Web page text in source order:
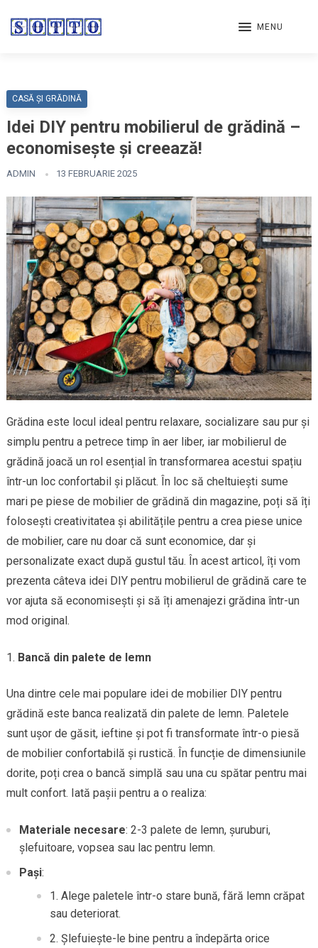
MENU
CASĂ ȘI GRĂDINĂ
Idei DIY pentru mobilierul de grădină –
economisește și creează!
ADMIN 13 FEBRUARIE 2025
Grădina este locul ideal pentru relaxare, socializare sau pur și
simplu pentru a petrece timp în aer liber, iar mobilierul de
grădină joacă un rol esențial în transformarea acestui spațiu
într-un loc confortabil și plăcut. În loc să cheltuiești sume
mari pe piese de mobilier de grădină din magazine, poți să îți
folosești creativitatea și abilitățile pentru a crea piese unice
de mobilier, care nu doar că sunt economice, dar și
personalizate exact după gustul tău. În acest articol, îți vom
prezenta câteva idei DIY pentru mobilierul de grădină care te
vor ajuta să economisești și să îți amenajezi grădina într-un
mod original.
Bancă din palete de lemn
Una dintre cele mai populare idei de mobilier DIY pentru
grădină este banca realizată din palete de lemn. Paletele
sunt ușor de găsit, ieftine și pot fi transformate într-o piesă
de mobilier confortabilă și rustică. În funcție de dimensiunile
dorite, poți crea o bancă simplă sau una cu spătar pentru mai
mult confort. Iată pașii pentru a o realiza:
Materiale necesare: 2-3 palete de lemn, șuruburi,
șlefuitoare, vopsea sau lac pentru lemn.
Pași:
Alege paletele într-o stare bună, fără lemn crăpat
sau deteriorat.
Șlefuiește-le bine pentru a îndepărta orice